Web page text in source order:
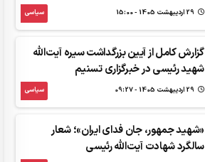
سیاسی
گزارش کامل از آیین بزرگداشت سیره آیت‌الله
شهید رئیسی در خبرگزاری تسنیم
سیاسی
«شهید جمهور، جان فدای ایران»؛ شعار
سالگرد شهادت آیت‌الله رئیسی